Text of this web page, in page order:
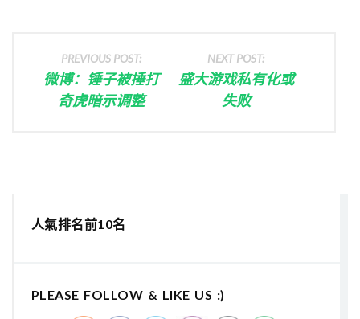
PREVIOUS POST:
微博：锤子被捶打
奇虎暗示调整
NEXT POST:
盛大游戏私有化或
失败
人氣排名前10名
PLEASE FOLLOW & LIKE US :)